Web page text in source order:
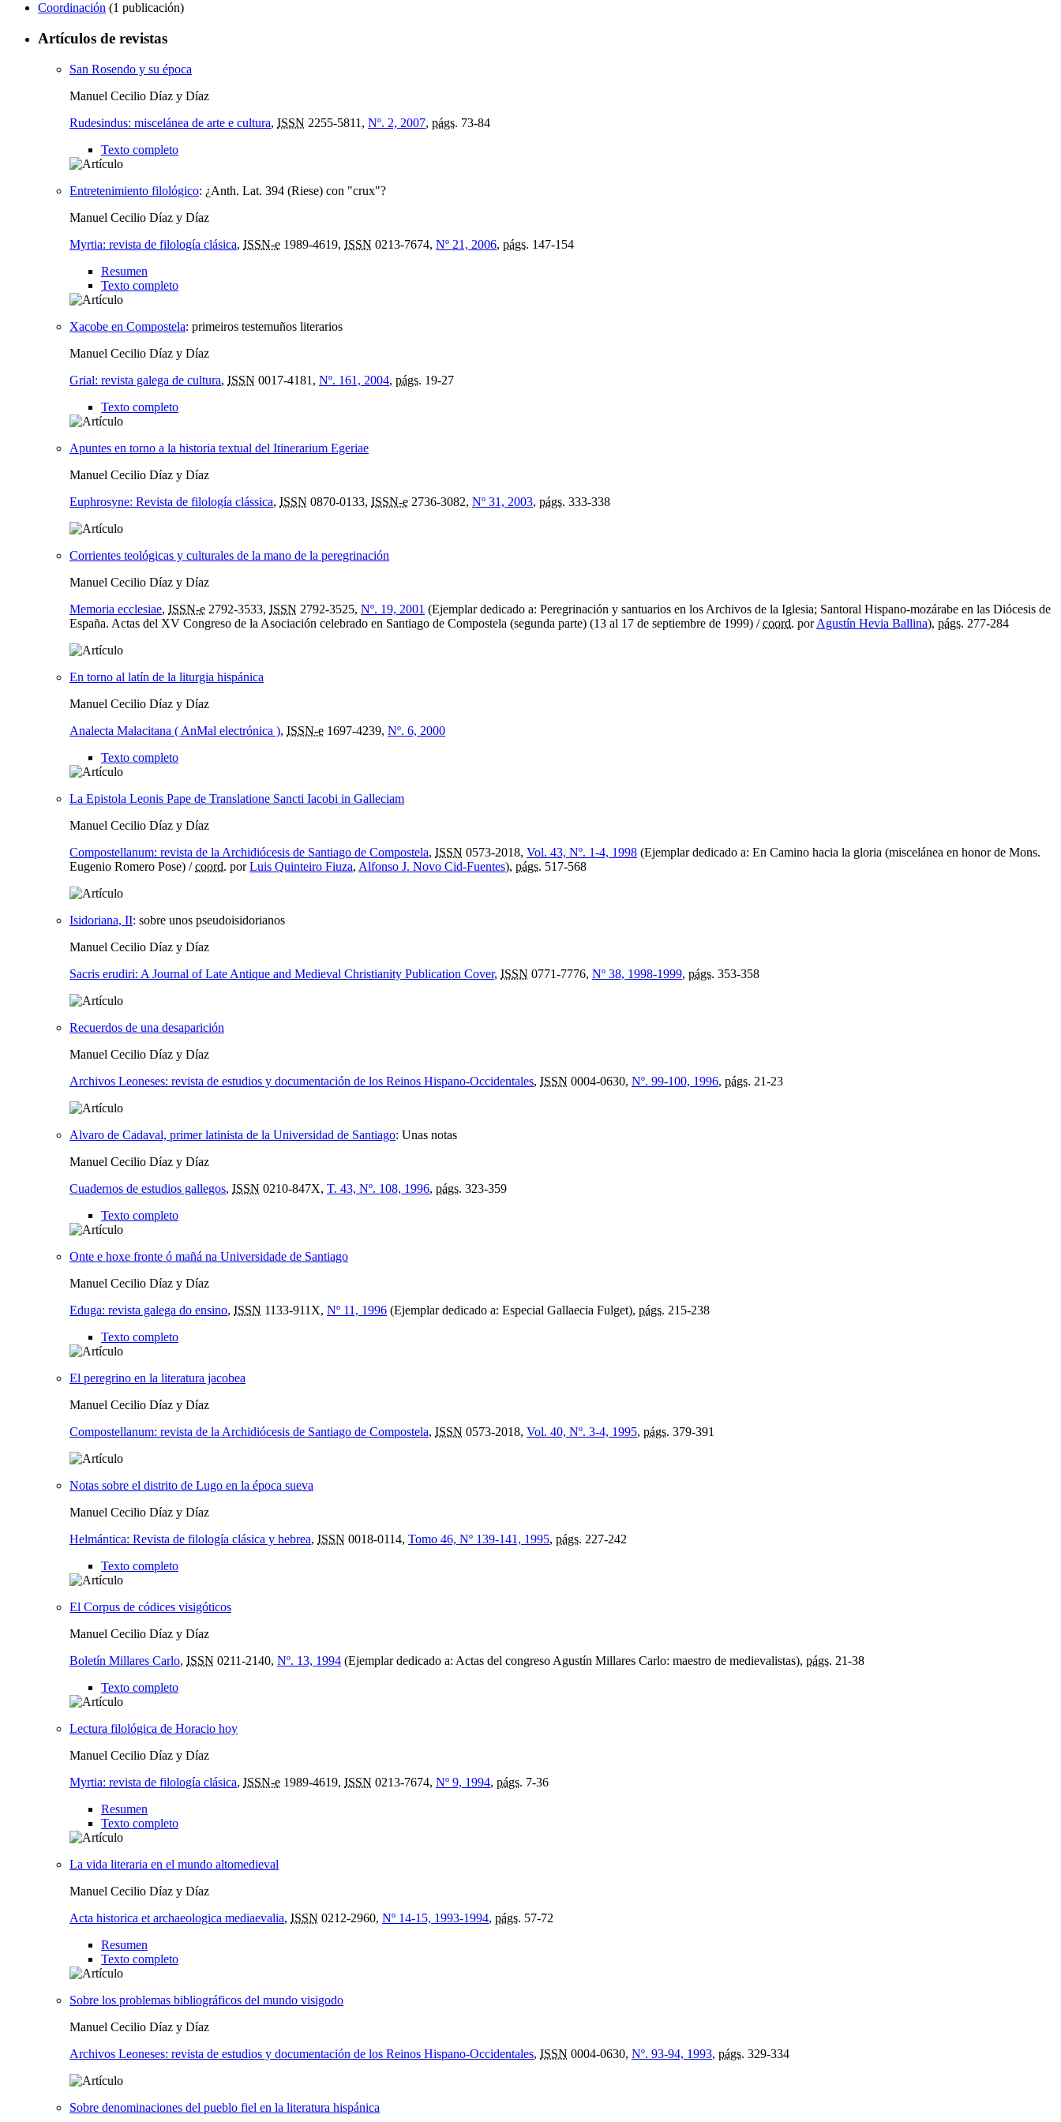
Coordinación (1 publicación)
Artículos de revistas
San Rosendo y su época
Manuel Cecilio Díaz y Díaz
Rudesindus: miscelánea de arte e cultura, ISSN 2255-5811, Nº. 2, 2007, págs. 73-84
Texto completo
Entretenimiento filológico: ¿Anth. Lat. 394 (Riese) con "crux"?
Manuel Cecilio Díaz y Díaz
Myrtia: revista de filología clásica, ISSN-e 1989-4619, ISSN 0213-7674, Nº 21, 2006, págs. 147-154
Resumen
Texto completo
Xacobe en Compostela: primeiros testemuños literarios
Manuel Cecilio Díaz y Díaz
Grial: revista galega de cultura, ISSN 0017-4181, Nº. 161, 2004, págs. 19-27
Texto completo
Apuntes en torno a la historia textual del Itinerarium Egeriae
Manuel Cecilio Díaz y Díaz
Euphrosyne: Revista de filología clássica, ISSN 0870-0133, ISSN-e 2736-3082, Nº 31, 2003, págs. 333-338
Corrientes teológicas y culturales de la mano de la peregrinación
Manuel Cecilio Díaz y Díaz
Memoria ecclesiae, ISSN-e 2792-3533, ISSN 2792-3525, Nº. 19, 2001 (Ejemplar dedicado a: Peregrinación y santuarios en los Archivos de la Iglesia; Santoral Hispano-mozárabe en las Diócesis de
España. Actas del XV Congreso de la Asociación celebrado en Santiago de Compostela (segunda parte) (13 al 17 de septiembre de 1999) /coord. porAgustín Hevia Ballina), págs. 277-284
En torno al latín de la liturgia hispánica
Manuel Cecilio Díaz y Díaz
Analecta Malacitana ( AnMal electrónica ), ISSN-e 1697-4239, Nº. 6, 2000
Texto completo
La Epistola Leonis Pape de Translatione Sancti Iacobi in Galleciam
Manuel Cecilio Díaz y Díaz
Compostellanum: revista de la Archidiócesis de Santiago de Compostela, ISSN 0573-2018, Vol. 43, Nº. 1-4, 1998 (Ejemplar dedicado a: En Camino hacia la gloria (miscelánea en honor de Mons.
Eugenio Romero Pose) /coord. porLuis Quinteiro Fiuza, Alfonso J. Novo Cid-Fuentes), págs. 517-568
Isidoriana, II: sobre unos pseudoisidorianos
Manuel Cecilio Díaz y Díaz
Sacris erudiri: A Journal of Late Antique and Medieval Christianity Publication Cover, ISSN 0771-7776, Nº 38, 1998-1999, págs. 353-358
Recuerdos de una desaparición
Manuel Cecilio Díaz y Díaz
Archivos Leoneses: revista de estudios y documentación de los Reinos Hispano-Occidentales, ISSN 0004-0630, Nº. 99-100, 1996, págs. 21-23
Alvaro de Cadaval, primer latinista de la Universidad de Santiago: Unas notas
Manuel Cecilio Díaz y Díaz
Cuadernos de estudios gallegos, ISSN 0210-847X, T. 43, Nº. 108, 1996, págs. 323-359
Texto completo
Onte e hoxe fronte ó mañá na Universidade de Santiago
Manuel Cecilio Díaz y Díaz
Eduga: revista galega do ensino, ISSN 1133-911X, Nº 11, 1996 (Ejemplar dedicado a: Especial Gallaecia Fulget), págs. 215-238
Texto completo
El peregrino en la literatura jacobea
Manuel Cecilio Díaz y Díaz
Compostellanum: revista de la Archidiócesis de Santiago de Compostela, ISSN 0573-2018, Vol. 40, Nº. 3-4, 1995, págs. 379-391
Notas sobre el distrito de Lugo en la época sueva
Manuel Cecilio Díaz y Díaz
Helmántica: Revista de filología clásica y hebrea, ISSN 0018-0114, Tomo 46, Nº 139-141, 1995, págs. 227-242
Texto completo
El Corpus de códices visigóticos
Manuel Cecilio Díaz y Díaz
Boletín Millares Carlo, ISSN 0211-2140, Nº. 13, 1994 (Ejemplar dedicado a: Actas del congreso Agustín Millares Carlo: maestro de medievalistas), págs. 21-38
Texto completo
Lectura filológica de Horacio hoy
Manuel Cecilio Díaz y Díaz
Myrtia: revista de filología clásica, ISSN-e 1989-4619, ISSN 0213-7674, Nº 9, 1994, págs. 7-36
Resumen
Texto completo
La vida literaria en el mundo altomedieval
Manuel Cecilio Díaz y Díaz
Acta historica et archaeologica mediaevalia, ISSN 0212-2960, Nº 14-15, 1993-1994, págs. 57-72
Resumen
Texto completo
Sobre los problemas bibliográficos del mundo visigodo
Manuel Cecilio Díaz y Díaz
Archivos Leoneses: revista de estudios y documentación de los Reinos Hispano-Occidentales, ISSN 0004-0630, Nº. 93-94, 1993, págs. 329-334
Sobre denominaciones del pueblo fiel en la literatura hispánica